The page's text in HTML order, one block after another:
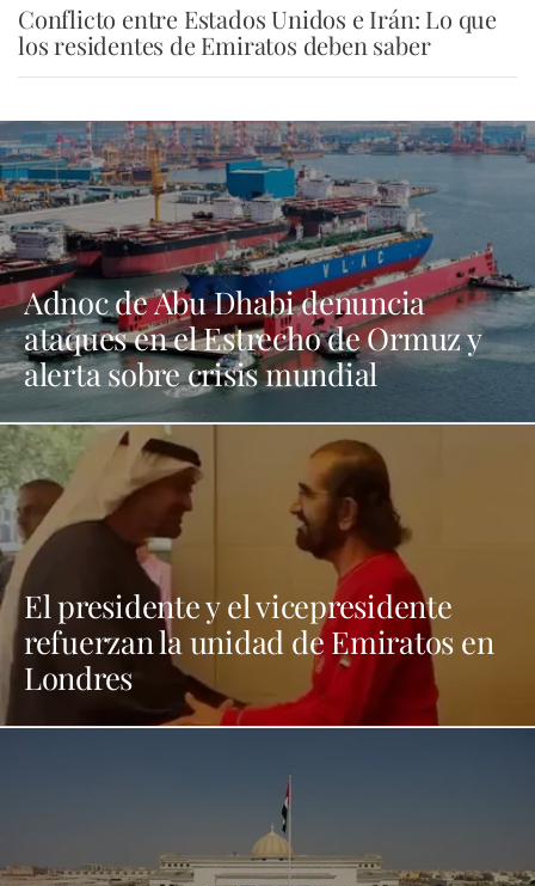
Conflicto entre Estados Unidos e Irán: Lo que
los residentes de Emiratos deben saber
Adnoc de Abu Dhabi denuncia
ataques en el Estrecho de Ormuz y
alerta sobre crisis mundial
El presidente y el vicepresidente
refuerzan la unidad de Emiratos en
Londres